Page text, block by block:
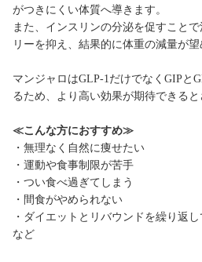
がつきにくい体質へ導きます。
また、インスリンの分泌を促すこと
リーを抑え、結果的に体重の減量が望
マンジャロはGLP-1だけでなくGIPと
るため、より高い効果が期待できると
≪こんな方におすすめ≫
・無理なく自然に痩せたい
・運動や食事制限が苦手
・つい食べ過ぎてしまう
・間食がやめられない
・ダイエットとリバウンドを繰り返し
など